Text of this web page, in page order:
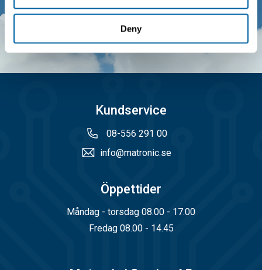
Deny
Kundservice
08-556 291 00
info@matronic.se
Öppettider
Måndag - torsdag 08.00 - 17.00
Fredag 08.00 - 14.45